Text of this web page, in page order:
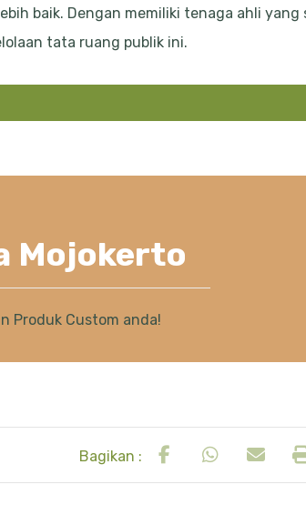
baik. Dengan memiliki tenaga ahli
tata ruang publik ini.
Mojokerto
Produk Custom anda!